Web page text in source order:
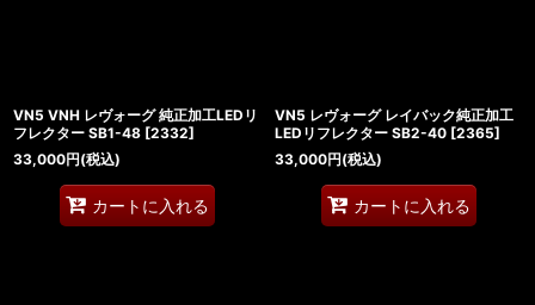
VN5 VNH レヴォーグ 純正加工LEDリ
フレクター SB1-48 [2332]
33,000円(税込)
カートに入れる
VN5 レヴォーグ レイバック純正加工
LEDリフレクター SB2-40 [2365]
33,000円(税込)
カートに入れる